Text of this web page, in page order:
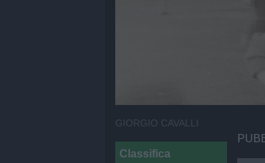
GIORGIO CAVALLI
Classifica